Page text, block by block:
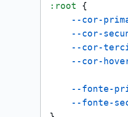
:root {
--cor-
--cor-
--cor-
--cor-
--fonte-
--fonte-